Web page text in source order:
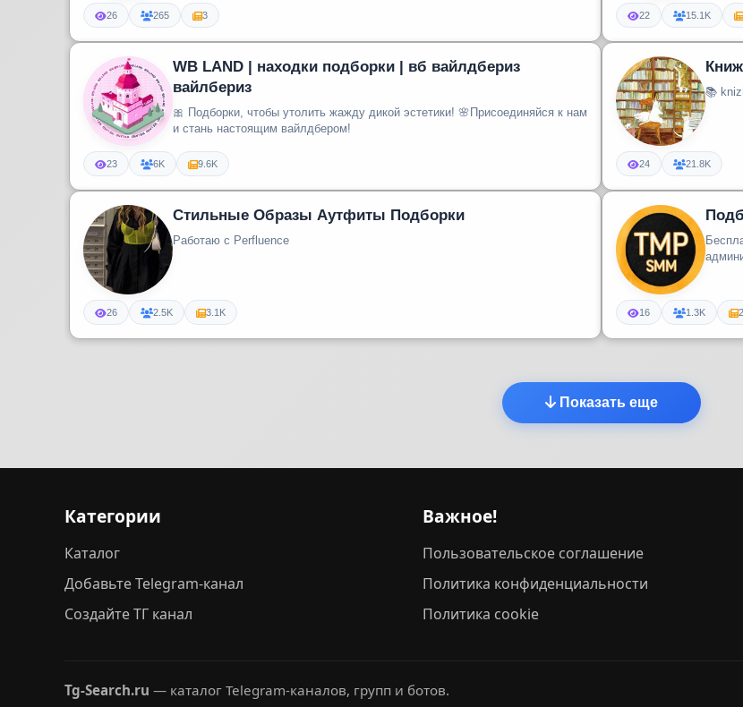
26 265 3 22 15.1K
WB LAND | находки подборки | вб вайлдбериз
вайлбериз
🎀 Подборки, чтобы утолить жажду дикой эстетики! 🌸Присоединяйся к нам
и стань настоящим вайлдбером!
23 6K 9.6K
📚
24 21.8K
Стильные Образы Аутфиты Подборки
Работаю с Perfluence
26 2.5K 3.1K 16 1.3K
Показать еще
Категории
Каталог
Добавьте Telegram-канал
Создайте ТГ канал
Важное!
Пользовательское соглашение
Политика конфиденциальности
Политика cookie
Tg-Search.ru — каталог Telegram-каналов, групп и ботов.